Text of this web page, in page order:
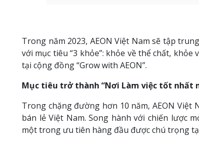
Trong năm 2023, AEON Việt Nam sẽ tập
với mục tiêu “3 khỏe”: khỏe về thể chất,
tại cộng đồng “Grow with AEON”.
Mục tiêu trở thành “Nơi Làm việc tốt nhất
Trong chặng đường hơn 10 năm, AEON
bán lẻ Việt Nam. Song hành với chiến lược
một trong ưu tiên hàng đầu được chú trọng